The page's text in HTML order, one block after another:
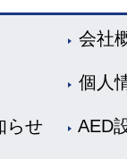
会社
個人
らせ AED